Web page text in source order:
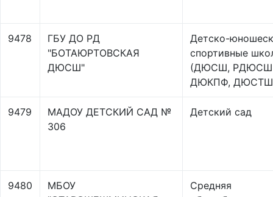
9478
ГБУ ДО РД
"БОТАЮРТОВСКАЯ
ДЮСШ"
Детско-
спортивные
(ДЮСШ,
ДЮКПФ,
9479
МАДОУ ДЕТСКИЙ САД №
306
Детский сад
9480
МБОУ
Средняя